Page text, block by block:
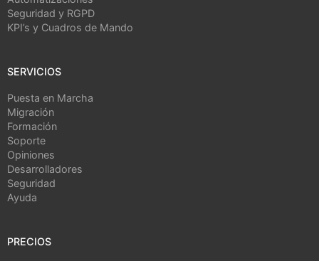
Seguridad y RGPD
KPI’s y Cuadros de Mando
SERVICIOS
Puesta en Marcha
Migración
Formación
Soporte
Opiniones
Desarrolladores
Seguridad
Ayuda
PRECIOS